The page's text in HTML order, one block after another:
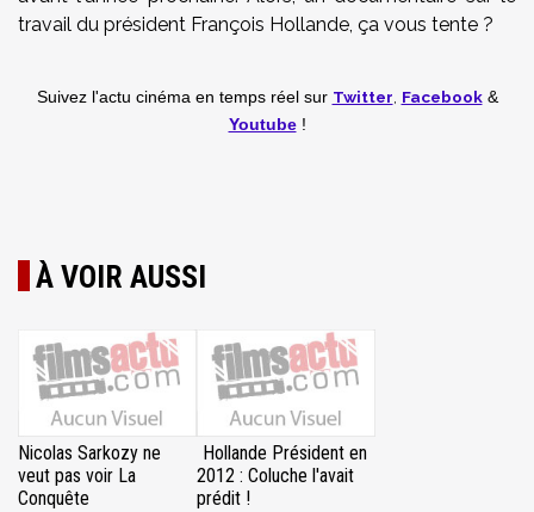
travail du président François Hollande, ça vous tente ?
Suivez l'actu cinéma en temps réel sur Twitter Facebook&
Youtube!
À VOIR AUSSI
Nicolas Sarkozy ne
veut pas voir La
Conquête
Hollande Président en
2012 : Coluche l'avait
prédit !